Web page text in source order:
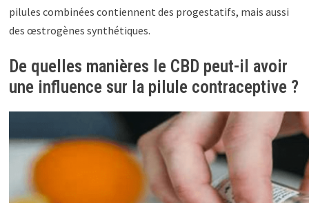
pilules combinées contiennent des progestatifs, mais aussi
des œstrogènes synthétiques.
De quelles manières le CBD peut-il avoir
une influence sur la pilule contraceptive ?